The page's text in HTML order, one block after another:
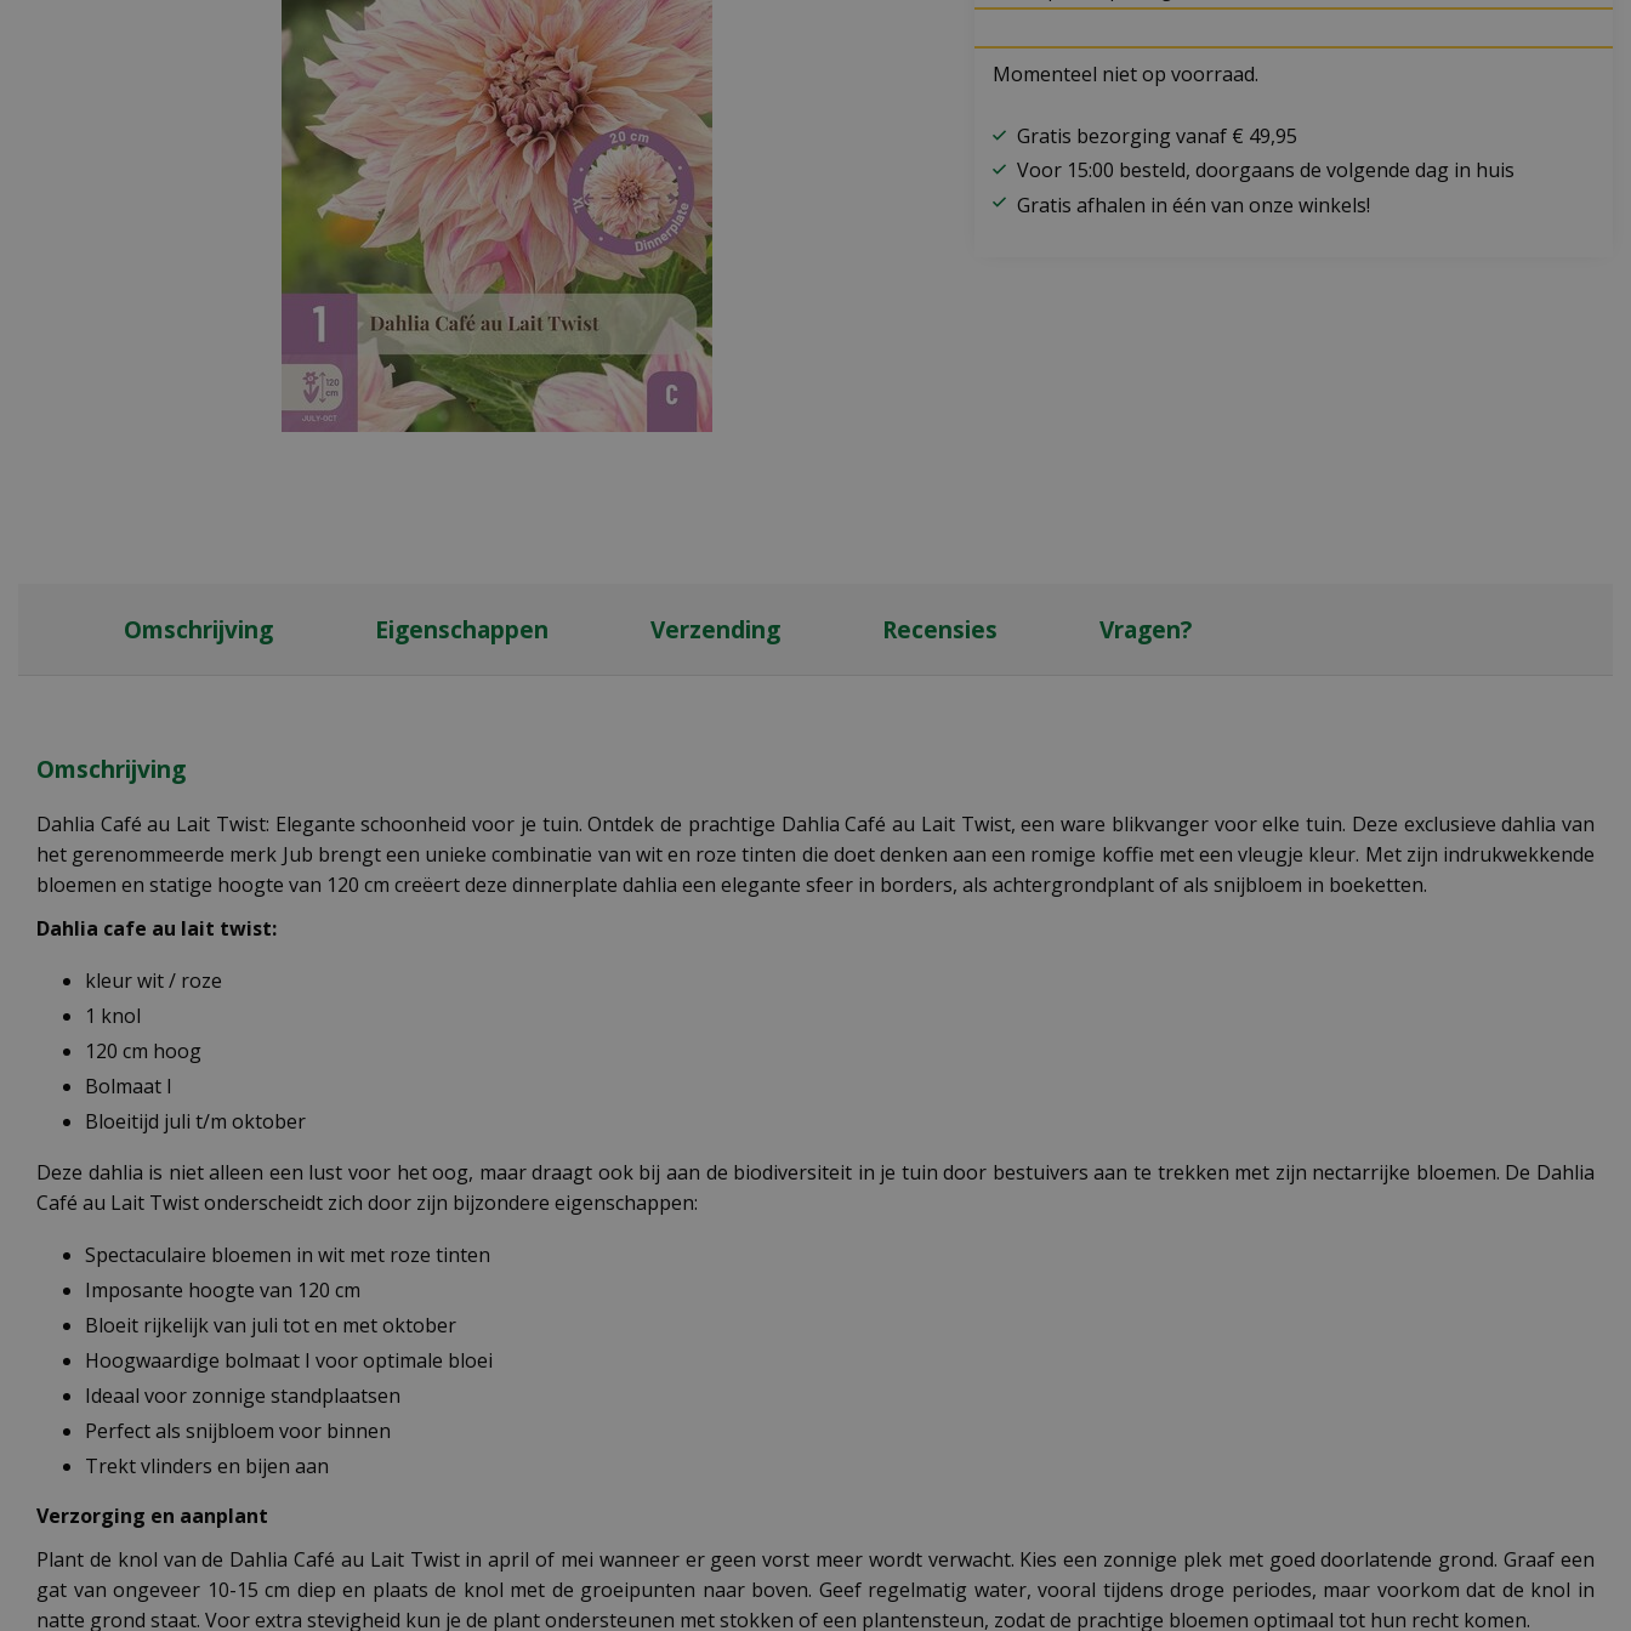
Momenteel niet op voorraad.
Gratis bezorging vanaf € 49,95
Voor 15:00 besteld, doorgaans de volgende dag in huis
Gratis afhalen in één van onze winkels!
Omschrijving Eigenschappen Verzending Recensies Vragen?
Omschrijving
Dahlia Café au Lait Twist: Elegante schoonheid voor je tuin. Ontdek de prachtige Dahlia Café au Lait Twist, een ware blikvanger voor elke tuin. Deze exclusieve dahlia van
het gerenommeerde merk Jub brengt een unieke combinatie van wit en roze tinten die doet denken aan een romige koffie met een vleugje kleur. Met zijn indrukwekkende
bloemen en statige hoogte van 120 cm creëert deze dinnerplate dahlia een elegante sfeer in borders, als achtergrondplant of als snijbloem in boeketten.
Dahlia cafe au lait twist:
kleur wit / roze
1 knol
120 cm hoog
Bolmaat I
Bloeitijd juli t/m oktober
Deze dahlia is niet alleen een lust voor het oog, maar draagt ook bij aan de biodiversiteit in je tuin door bestuivers aan te trekken met zijn nectarrijke bloemen. De Dahlia
Café au Lait Twist onderscheidt zich door zijn bijzondere eigenschappen:
Spectaculaire bloemen in wit met roze tinten
Imposante hoogte van 120 cm
Bloeit rijkelijk van juli tot en met oktober
Hoogwaardige bolmaat I voor optimale bloei
Ideaal voor zonnige standplaatsen
Perfect als snijbloem voor binnen
Trekt vlinders en bijen aan
Verzorging en aanplant
Plant de knol van de Dahlia Café au Lait Twist in april of mei wanneer er geen vorst meer wordt verwacht. Kies een zonnige plek met goed doorlatende grond. Graaf een
gat van ongeveer 10-15 cm diep en plaats de knol met de groeipunten naar boven. Geef regelmatig water, vooral tijdens droge periodes, maar voorkom dat de knol in
natte grond staat. Voor extra stevigheid kun je de plant ondersteunen met stokken of een plantensteun, zodat de prachtige bloemen optimaal tot hun recht komen.